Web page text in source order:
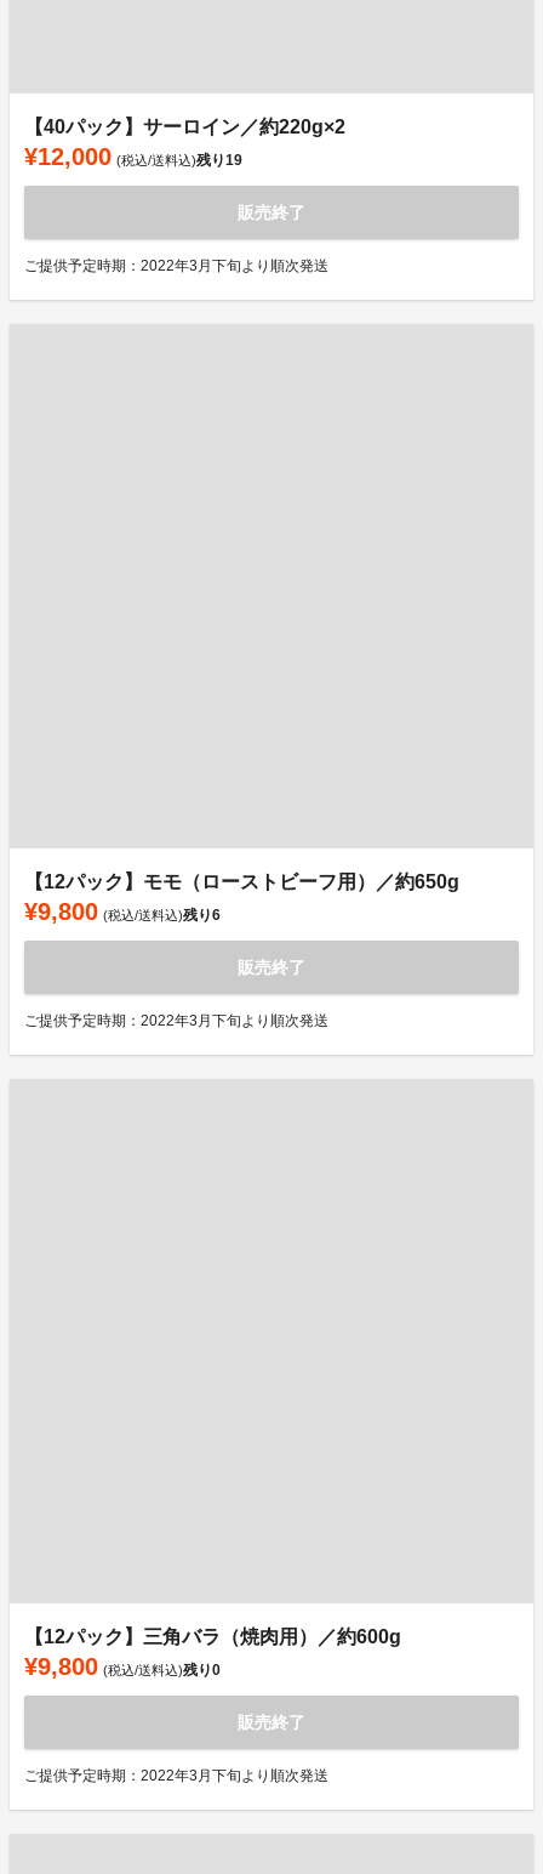
【40パック】サーロイン／約220g×2
¥12,000 (税込/送料込)残り19
販売終了
ご提供予定時期：2022年3月下旬より順次発送
【12パック】モモ（ローストビーフ用）／約650g
¥9,800 (税込/送料込)残り6
販売終了
ご提供予定時期：2022年3月下旬より順次発送
【12パック】三角バラ（焼肉用）／約600g
¥9,800 (税込/送料込)残り0
販売終了
ご提供予定時期：2022年3月下旬より順次発送